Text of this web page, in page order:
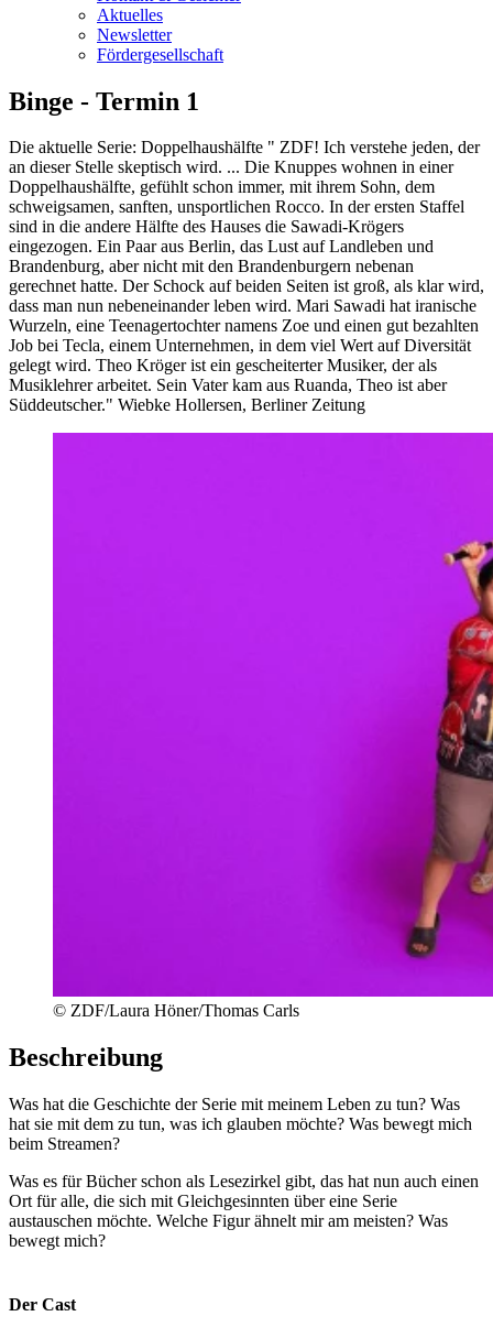
Aktuelles
Newsletter
Fördergesellschaft
Binge - Termin 1
Die aktuelle Serie: Doppelhaushälfte " ZDF! Ich verstehe jeden, der
an dieser Stelle skeptisch wird. ... Die Knuppes wohnen in einer
Doppelhaushälfte, gefühlt schon immer, mit ihrem Sohn, dem
schweigsamen, sanften, unsportlichen Rocco. In der ersten Staffel
sind in die andere Hälfte des Hauses die Sawadi-Krögers
eingezogen. Ein Paar aus Berlin, das Lust auf Landleben und
Brandenburg, aber nicht mit den Brandenburgern nebenan
gerechnet hatte. Der Schock auf beiden Seiten ist groß, als klar wird,
dass man nun nebeneinander leben wird. Mari Sawadi hat iranische
Wurzeln, eine Teenagertochter namens Zoe und einen gut bezahlten
Job bei Tecla, einem Unternehmen, in dem viel Wert auf Diversität
gelegt wird. Theo Kröger ist ein gescheiterter Musiker, der als
Musiklehrer arbeitet. Sein Vater kam aus Ruanda, Theo ist aber
Süddeutscher." Wiebke Hollersen, Berliner Zeitung
© ZDF/Laura Höner/Thomas Carls
Beschreibung
Was hat die Geschichte der Serie mit meinem Leben zu tun? Was
hat sie mit dem zu tun, was ich glauben möchte? Was bewegt mich
beim Streamen?
Was es für Bücher schon als Lesezirkel gibt, das hat nun auch einen
Ort für alle, die sich mit Gleichgesinnten über eine Serie
austauschen möchte. Welche Figur ähnelt mir am meisten? Was
bewegt mich?
Der Cast